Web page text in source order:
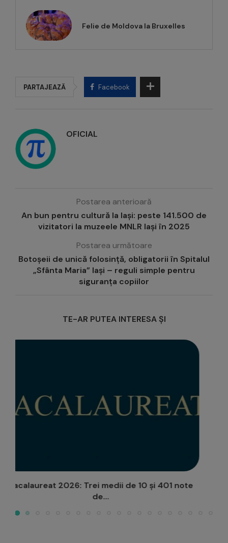
Felie de Moldova la Bruxelles
PARTAJEAZĂ Facebook
OFICIAL
Postarea anterioară
An bun pentru cultură la Iași: peste 141.500 de
vizitatori la muzeele MNLR Iași în 2025
Postarea următoare
Botoșeii de unică folosință, obligatorii în Spitalul
„Sfânta Maria” Iași – reguli simple pentru
siguranța copiilor
TE-AR PUTEA INTERESA ȘI
Flash mob național, și la Iași – „Dansăm pentru
viață!”